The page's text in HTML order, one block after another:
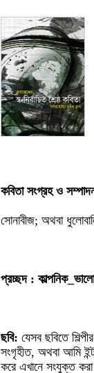
কবিতা সংগ্রহ ও
সোনাবীজ; অথবা
প্রচ্ছদ :
ছবি: যেসব ছবিতে
সংগৃহীত, অথবা আমি
করে এখানে সংযুক্ত